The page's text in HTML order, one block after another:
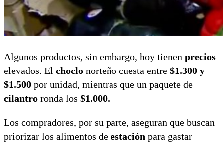
Algunos productos, sin embargo, hoy tienen precios
elevados. El choclo norteño cuesta entre $1.300 y
$1.500 por unidad, mientras que un paquete de
cilantro ronda los $1.000.
Los compradores, por su parte, aseguran que buscan
priorizar los alimentos de estación para gastar